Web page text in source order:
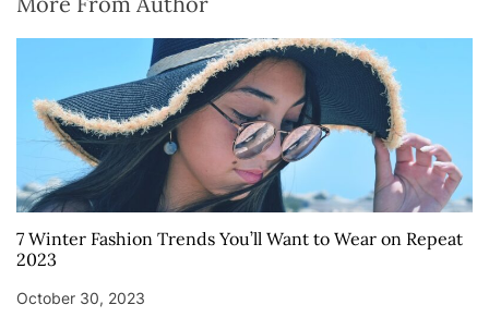
7 Winter Fashion Trends You’ll Want to Wear on Repeat
2023
October 30, 2023